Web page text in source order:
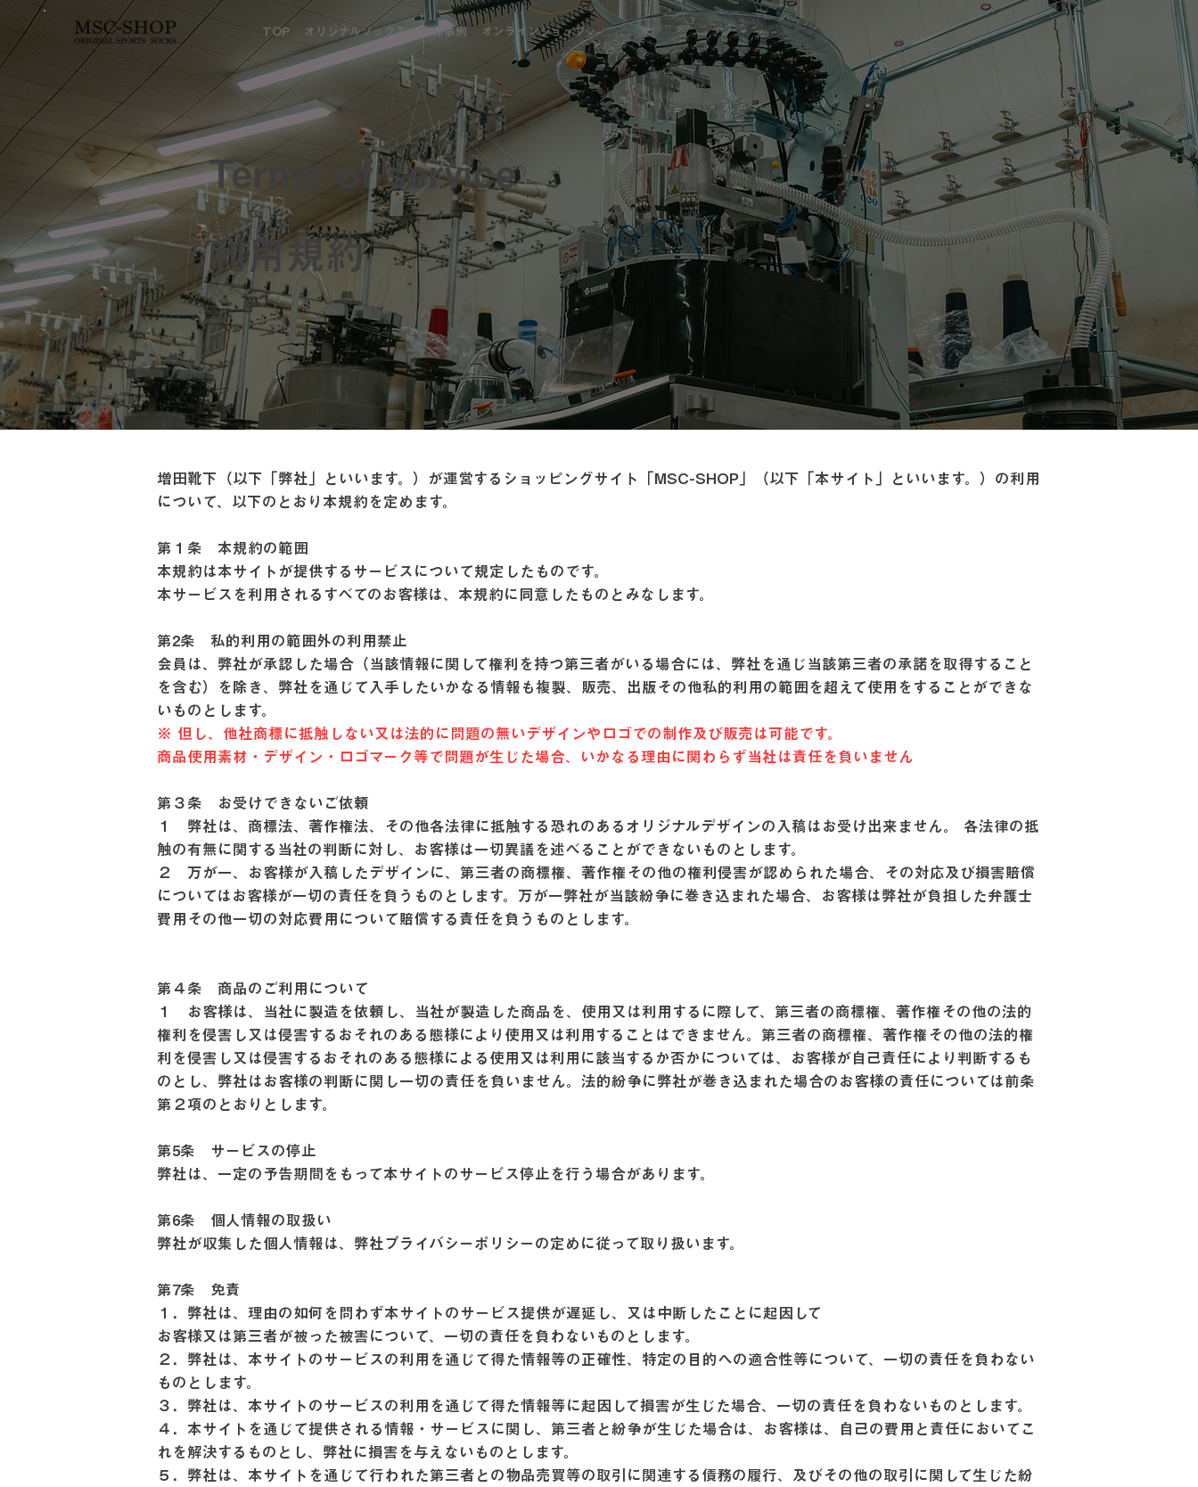
TOP オリジナルソックス 製作事例 オンラインショップ
Terms of service
利用規約
増田靴下（以下「弊社」といいます。）が運営するショッピングサイト「MSC-SHOP」（以下「本サイト」といいます。）の利用
について、以下のとおり本規約を定めます。
第１条 本規約の範囲
本規約は本サイトが提供するサービスについて規定したものです。
本サービスを利用されるすべてのお客様は、本規約に同意したものとみなします。
第2条 私的利用の範囲外の利用禁止
会員は、弊社が承認した場合（当該情報に関して権利を持つ第三者がいる場合には、弊社を通じ当該第三者の承諾を取得すること
を含む）を除き、弊社を通じて入手したいかなる情報も複製、販売、出版その他私的利用の範囲を超えて使用をすることができな
いものとします。
※ 但し、他社商標に抵触しない又は法的に問題の無いデザインやロゴでの制作及び販売は可能です。
商品使用素材・デザイン・ロゴマーク等で問題が生じた場合、いかなる理由に関わらず当社は責任を負いません
第３条 お受けできないご依頼
１ 弊社は、商標法、著作権法、その他各法律に抵触する恐れのあるオリジナルデザインの入稿はお受け出来ません。 各法律の抵
触の有無に関する当社の判断に対し、お客様は一切異議を述べることができないものとします。
２ 万が一、お客様が入稿したデザインに、第三者の商標権、著作権その他の権利侵害が認められた場合、その対応及び損害賠償
についてはお客様が一切の責任を負うものとします。万が一弊社が当該紛争に巻き込まれた場合、お客様は弊社が負担した弁護士
費用その他一切の対応費用について賠償する責任を負うものとします。
第４条 商品のご利用について
１ お客様は、当社に製造を依頼し、当社が製造した商品を、使用又は利用するに際して、第三者の商標権、著作権その他の法的
権利を侵害し又は侵害するおそれのある態様により使用又は利用することはできません。第三者の商標権、著作権その他の法的権
利を侵害し又は侵害するおそれのある態様による使用又は利用に該当するか否かについては、お客様が自己責任により判断するも
のとし、弊社はお客様の判断に関し一切の責任を負いません。法的紛争に弊社が巻き込まれた場合のお客様の責任については前条
第２項のとおりとします。
第5条 サービスの停止
弊社は、一定の予告期間をもって本サイトのサービス停止を行う場合があります。
第6条 個人情報の取扱い
弊社が収集した個人情報は、弊社プライバシーポリシーの定めに従って取り扱います。
第7条 免責
１．弊社は、理由の如何を問わず本サイトのサービス提供が遅延し、又は中断したことに起因して
お客様又は第三者が被った被害について、一切の責任を負わないものとします。
２．弊社は、本サイトのサービスの利用を通じて得た情報等の正確性、特定の目的への適合性等について、一切の責任を負わない
ものとします。
３．弊社は、本サイトのサービスの利用を通じて得た情報等に起因して損害が生じた場合、一切の責任を負わないものとします。
４．本サイトを通じて提供される情報・サービスに関し、第三者と紛争が生じた場合は、お客様は、自己の費用と責任においてこ
れを解決するものとし、弊社に損害を与えないものとします。
５．弊社は、本サイトを通じて行われた第三者との物品売買等の取引に関連する債務の履行、及びその他の取引に関して生じた紛